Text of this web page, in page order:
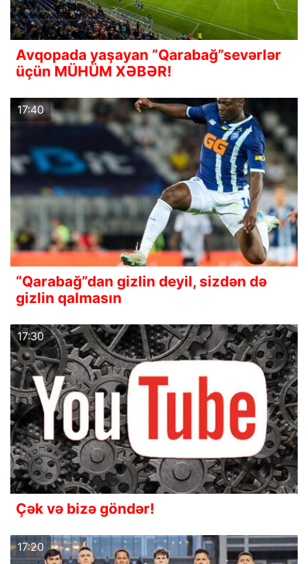
Avqopada yaşayan “Qarabağ”sevərlər
üçün MÜHÜM XƏBƏR!
17:40
“Qarabağ”dan gizlin deyil, sizdən də
gizlin qalmasın
17:30
Çək və bizə göndər!
17:20